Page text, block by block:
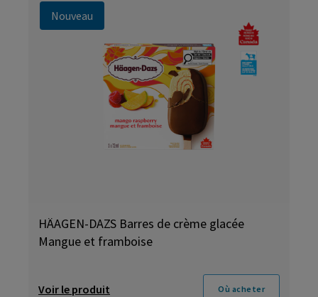
Nouveau
HÄAGEN-DAZS Barres de crème glacée
Mangue et framboise
Voir le produit Où acheter